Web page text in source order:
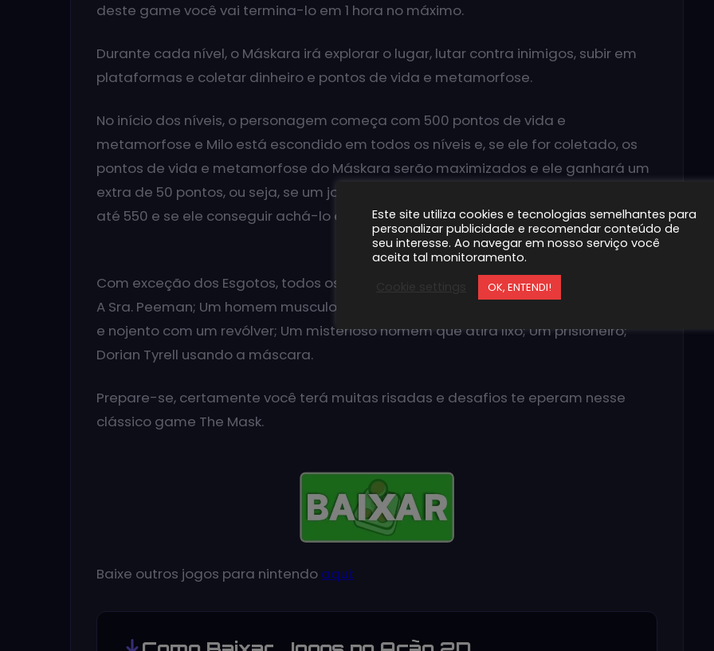
deste game você vai termina-lo em 1 hora no máximo.
Durante cada nível, o Máskara irá explorar o lugar, lutar contra inimigos, subir em
plataformas e coletar dinheiro e pontos de vida e metamorfose.
No início dos níveis, o personagem começa com 500 pontos de vida e
metamorfose e Milo está escondido em todos os níveis e, se ele for coletado, os
pontos de vida e metamorfose do Máskara serão maximizados e ele ganhará um
extra de 50 pontos, ou seja, se um jogador coletar Milo, seus pontos passarão a ir
até 550 e se ele conseguir achá-lo em todos os níveis, chegará a 800 pontos.
Com exceção dos Esgotos, todos os níveis do jogo tem um chefe:
A Sra. Peeman; Um homem musculoso usando roupas de metal; Um homem gordo
e nojento com um revólver; Um misterioso homem que atira lixo; Um prisioneiro;
Dorian Tyrell usando a máscara.
Prepare-se, certamente você terá muitas risadas e desafios te eperam nesse
clássico game The Mask.
Baixe outros jogos para nintendo aqui:
Este site utiliza cookies e tecnologias semelhantes para
personalizar publicidade e recomendar conteúdo de
seu interesse. Ao navegar em nosso serviço você
aceita tal monitoramento.
OK, ENTENDI!